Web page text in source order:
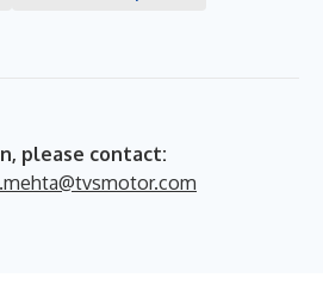
please contact: